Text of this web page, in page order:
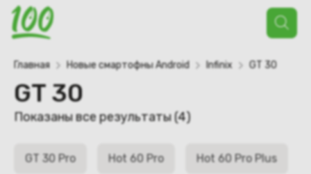
Поиск
товаров
Главная Новые смартофны Android Infinix GT 30
GT 30
Показаны все результаты (4)Сортировка:
недавние
GT 30 Pro Hot 60 Pro Hot 60 Pro Plus